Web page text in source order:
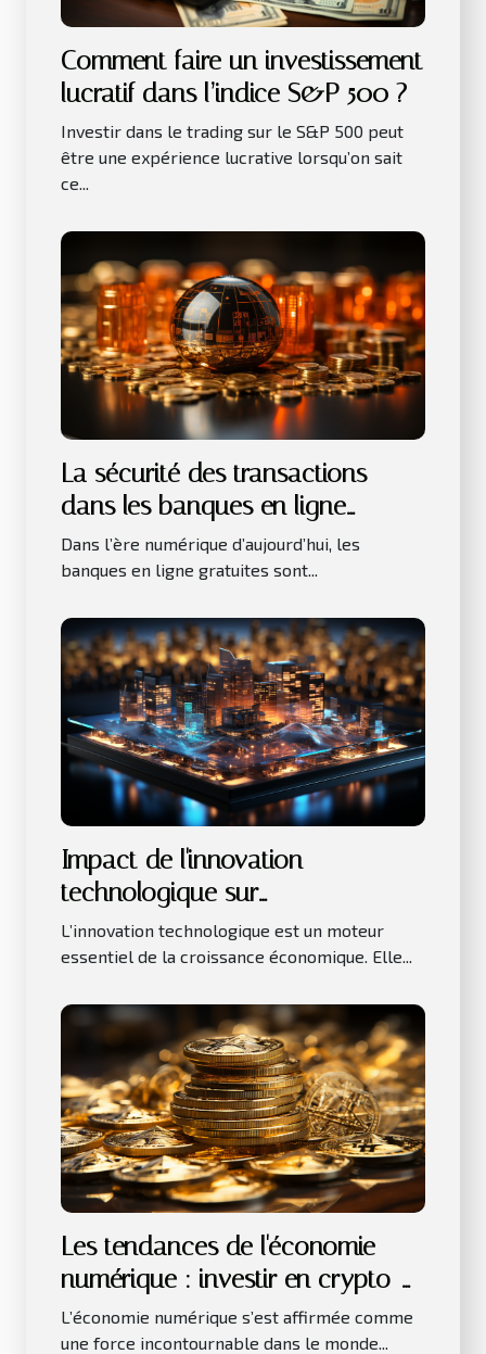
Comment faire un investissement
lucratif dans l’indice S&P 500 ?
Investir dans le trading sur le S&P 500 peut
être une expérience lucrative lorsqu’on sait
ce...
La sécurité des transactions
dans les banques en ligne
gratuites
Dans l’ère numérique d’aujourd’hui, les
banques en ligne gratuites sont...
Impact de l'innovation
technologique sur
l'investissement immobilier
L’innovation technologique est un moteur
essentiel de la croissance économique. Elle...
Les tendances de l'économie
numérique : investir en crypto-
monnaies
L’économie numérique s’est affirmée comme
une force incontournable dans le monde...